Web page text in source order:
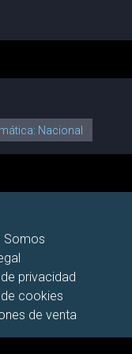
Nacional
Somos
privacidad
cookies
de venta